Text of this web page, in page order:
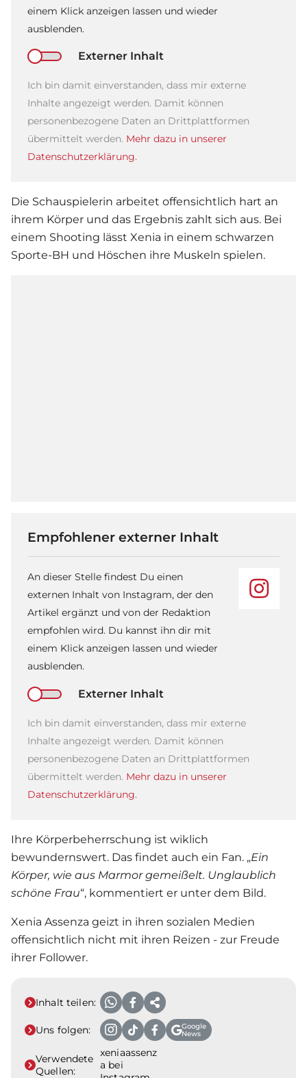
einem Klick anzeigen lassen und wieder
ausblenden.
Externer Inhalt
Ich bin damit einverstanden, dass mir externe
Inhalte angezeigt werden. Damit können
personenbezogene Daten an Drittplattformen
übermittelt werden. Mehr dazu in unserer
Datenschutzerklärung.
Die Schauspielerin arbeitet offensichtlich hart an
ihrem Körper und das Ergebnis zahlt sich aus. Bei
einem Shooting lässt Xenia in einem schwarzen
Sporte-BH und Höschen ihre Muskeln spielen.
Empfohlener externer Inhalt
An dieser Stelle findest Du einen
externen Inhalt von Instagram, der den
Artikel ergänzt und von der Redaktion
empfohlen wird. Du kannst ihn dir mit
einem Klick anzeigen lassen und wieder
ausblenden.
Externer Inhalt
Ich bin damit einverstanden, dass mir externe
Inhalte angezeigt werden. Damit können
personenbezogene Daten an Drittplattformen
übermittelt werden. Mehr dazu in unserer
Datenschutzerklärung.
Ihre Körperbeherrschung ist wiklich
bewundernswert. Das findet auch ein Fan. „Ein
Körper, wie aus Marmor gemeißelt. Unglaublich
schöne Frau“, kommentiert er unter dem Bild.
Xenia Assenza geizt in ihren sozialen Medien
offensichtlich nicht mit ihren Reizen - zur Freude
ihrer Follower.
Inhalt teilen:
Uns folgen:
Google
News
Verwendete
Quellen:
xeniaassenz
a bei